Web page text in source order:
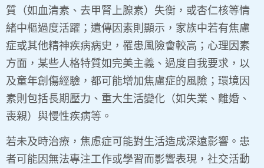
質（如血清素、去甲腎上腺素）失衡，或杏仁核等情
緒中樞過度活躍；遺傳因素則顯示，家族中若有焦慮
症或其他精神疾病病史，罹患風險會較高；心理因素
方面，某些人格特質如完美主義、過度自我要求，以
及童年創傷經驗，都可能增加焦慮症的風險；環境因
素則包括長期壓力、重大生活變化（如失業、離婚、
喪親）與慢性疾病等。
若未及時治療，焦慮症可能對生活造成深遠影響。患
者可能因無法專注工作或學習而影響表現，社交活動